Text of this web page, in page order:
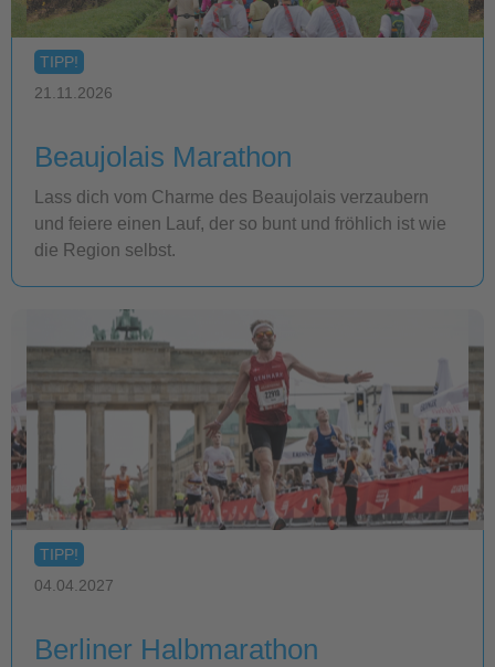
TIPP!
21.11.2026
Beaujolais Marathon
Lass dich vom Charme des Beaujolais verzaubern
und feiere einen Lauf, der so bunt und fröhlich ist wie
die Region selbst.
TIPP!
04.04.2027
Berliner Halbmarathon